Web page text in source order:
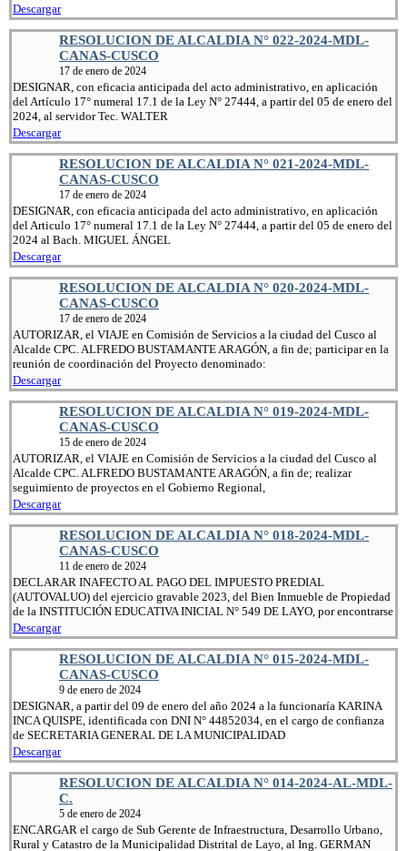
Descargar
RESOLUCION DE ALCALDIA N° 022-2024-MDL-
CANAS-CUSCO
17 de enero de 2024
DESIGNAR, con eficacia anticipada del acto administrativo, en aplicación
del Artículo 17° numeral 17.1 de la Ley N° 27444, a partir del 05 de enero del
2024, al servidor Tec. WALTER
Descargar
RESOLUCION DE ALCALDIA N° 021-2024-MDL-
CANAS-CUSCO
17 de enero de 2024
DESIGNAR, con eficacia anticipada del acto administrativo, en aplicación
del Articulo 17° numeral 17.1 de la Ley N° 27444, a partir del 05 de enero del
2024 al Bach. MIGUEL ÁNGEL
Descargar
RESOLUCION DE ALCALDIA N° 020-2024-MDL-
CANAS-CUSCO
17 de enero de 2024
AUTORIZAR, el VIAJE en Comisión de Servicios a la ciudad del Cusco al
Alcalde CPC. ALFREDO BUSTAMANTE ARAGÓN, a fin de; participar en la
reunión de coordinación del Proyecto denominado:
Descargar
RESOLUCION DE ALCALDIA N° 019-2024-MDL-
CANAS-CUSCO
15 de enero de 2024
AUTORIZAR, el VIAJE en Comisión de Servicios a la ciudad del Cusco al
Alcalde CPC. ALFREDO BUSTAMANTE ARAGÓN, a fin de; realizar
seguimiento de proyectos en el Gobierno Regional,
Descargar
RESOLUCION DE ALCALDIA N° 018-2024-MDL-
CANAS-CUSCO
11 de enero de 2024
DECLARAR INAFECTO AL PAGO DEL IMPUESTO PREDIAL
(AUTOVALUO) del ejercicio gravable 2023, del Bien Inmueble de Propiedad
de la INSTITUCIÓN EDUCATIVA INICIAL N° 549 DE LAYO, por encontrarse
Descargar
RESOLUCION DE ALCALDIA N° 015-2024-MDL-
CANAS-CUSCO
9 de enero de 2024
DESIGNAR, a partir del 09 de enero del año 2024 a la funcionaría KARINA
INCA QUISPE, identificada con DNI N° 44852034, en el cargo de confianza
de SECRETARIA GENERAL DE LA MUNICIPALIDAD
Descargar
RESOLUCION DE ALCALDIA N° 014-2024-AL-MDL-
C.
5 de enero de 2024
ENCARGAR el cargo de Sub Gerente de Infraestructura, Desarrollo Urbano,
Rural y Catastro de la Municipalidad Distrital de Layo, al Ing. GERMAN